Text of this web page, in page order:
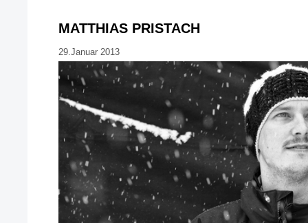
MATTHIAS PRISTACH
29.Januar 2013